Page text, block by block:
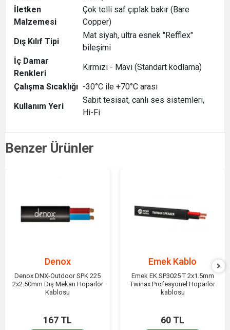
İletken
Malzemesi
Çok telli saf çıplak bakır (Bare
Copper)
Dış Kılıf Tipi
Mat siyah, ultra esnek "Refflex"
bileşimi
İç Damar
Renkleri
Kırmızı - Mavi (Standart kodlama)
Çalışma Sıcaklığı -30°C ile +70°C arası
Kullanım Yeri
Sabit tesisat, canlı ses sistemleri,
Hi-Fi
Benzer Ürünler
Denox
Denox DNX-Outdoor SPK 225
2x2.50mm Dış Mekan Hoparlör
Kablosu
167 TL
Emek Kablo
Emek EK.SP3025 T 2x1.5mm
Twinax Profesyonel Hoparlör
kablosu
60 TL